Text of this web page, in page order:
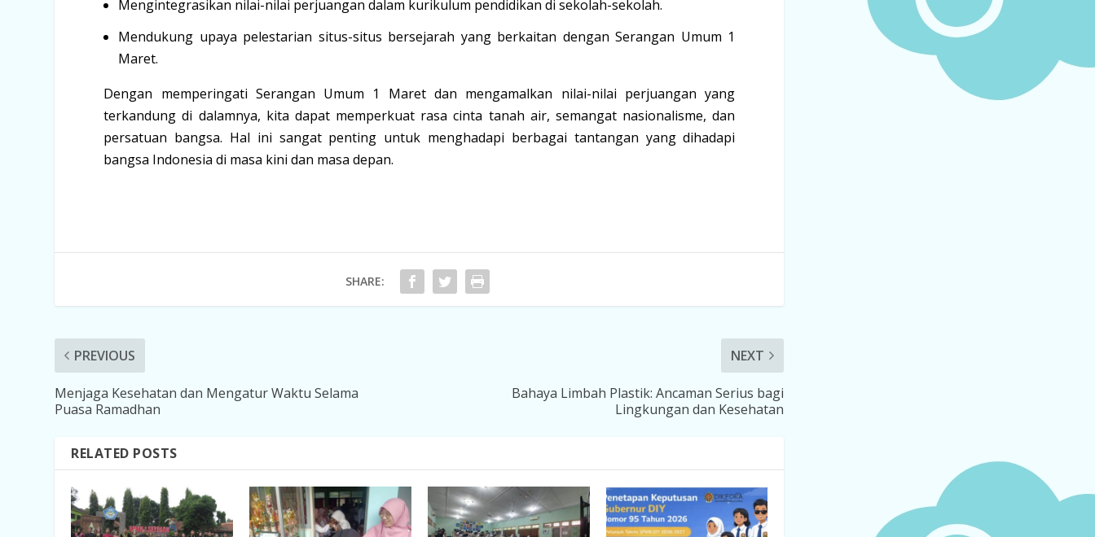
Mengintegrasikan nilai-nilai perjuangan dalam kurikulum pendidikan di sekolah-sekolah.
Mendukung upaya pelestarian situs-situs bersejarah yang berkaitan dengan Serangan Umum 1
Maret.
Dengan memperingati Serangan Umum 1 Maret dan mengamalkan nilai-nilai perjuangan yang
terkandung di dalamnya, kita dapat memperkuat rasa cinta tanah air, semangat nasionalisme, dan
persatuan bangsa. Hal ini sangat penting untuk menghadapi berbagai tantangan yang dihadapi
bangsa Indonesia di masa kini dan masa depan.
SHARE:
PREVIOUS
Menjaga Kesehatan dan Mengatur Waktu Selama
Puasa Ramadhan
NEXT
Bahaya Limbah Plastik: Ancaman Serius bagi
Lingkungan dan Kesehatan
RELATED POSTS